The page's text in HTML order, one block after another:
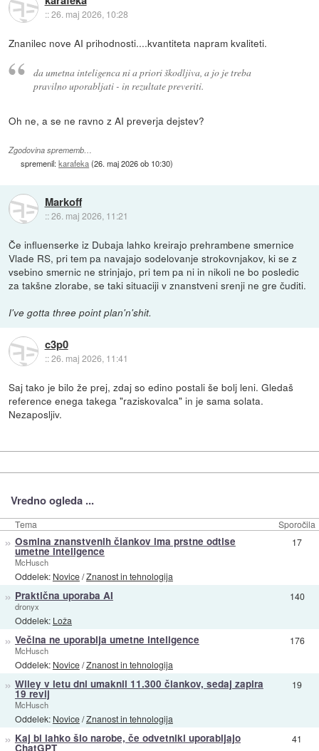
::26. maj 2026, 10:28
Znanilec nove AI prihodnosti....kvantiteta napram kvaliteti.
da umetna inteligenca ni a priori škodljiva, a jo je treba
pravilno uporabljati - in rezultate preveriti.
Oh ne, a se ne ravno z AI preverja dejstev?
Zgodovina sprememb…
spremenil:karafeka(26. maj 2026 ob 10:30)
Markoff
::26. maj 2026, 11:21
Če influenserke iz Dubaja lahko kreirajo prehrambene smernice
Vlade RS, pri tem pa navajajo sodelovanje strokovnjakov, ki se z
vsebino smernic ne strinjajo, pri tem pa ni in nikoli ne bo posledic
za takšne zlorabe, se taki situaciji v znanstveni srenji ne gre čuditi.
I've gotta three point plan'n'shit.
c3p0
::26. maj 2026, 11:41
Saj tako je bilo že prej, zdaj so edino postali še bolj leni. Gledaš
reference enega takega "raziskovalca" in je sama solata.
Nezaposljiv.
Vredno ogleda ...
Tema Sporočila
» Osmina znanstvenih člankov ima prstne odtise
umetne inteligence
McHusch
Oddelek: Novice/Znanost in tehnologija
17
» Praktična uporaba AI
dronyx
Oddelek: Loža
140
» Večina ne uporablja umetne inteligence
McHusch
Oddelek: Novice/Znanost in tehnologija
176
» Wiley v letu dni umaknil 11.300 člankov, sedaj zapira
19 revij
McHusch
Oddelek: Novice/Znanost in tehnologija
19
» Kaj bi lahko šlo narobe, če odvetniki uporabljajo
ChatGPT
41